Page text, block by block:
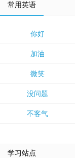
常用英语
你好
加油
微笑
没问题
不客气
学习站点